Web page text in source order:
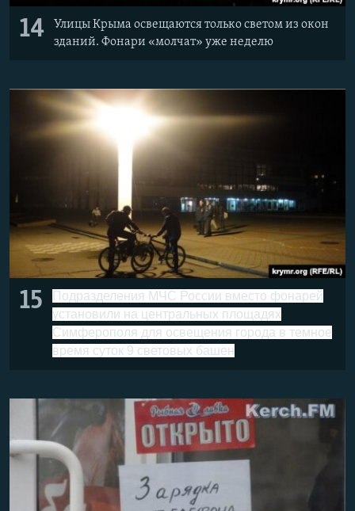
14
Улицы Крыма освещаются только светом из окон
зданий. Фонари ​«молчат» уже неделю
15
Подразделения МЧС России вместо фонарей
установили на центральных площадях
Симферополя для освещения города в темное
время суток 9 световых башен